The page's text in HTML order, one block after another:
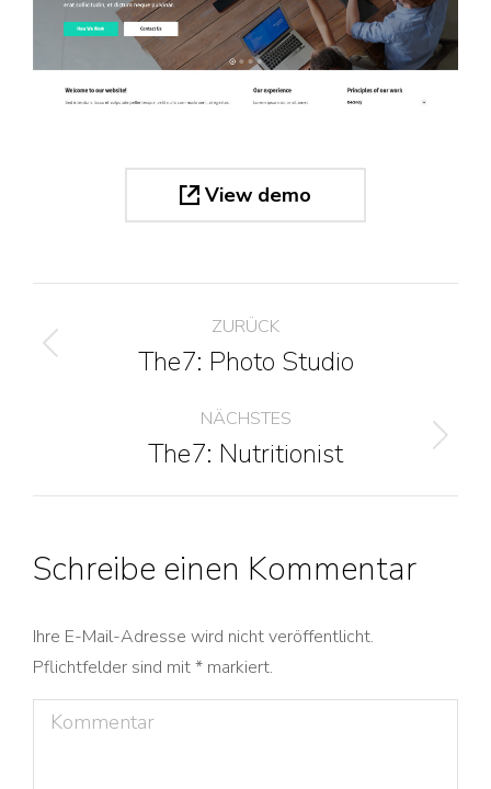
View demo
Project
navigationZURÜCK
Previous
The7: Photo Studio
NÄCHSTES
Next
The7: Nutritionist
Schreibe einen Kommentar
Ihre E-Mail-Adresse wird nicht veröffentlicht.
Pflichtfelder sind mit* markiert.
Kommentar